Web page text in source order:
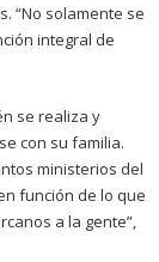
“No solamente se
integral de
se realiza y
con su familia.
ministerios del
función de lo que
a la gente”,